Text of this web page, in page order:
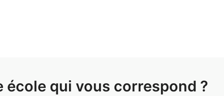
école qui vous correspond ?